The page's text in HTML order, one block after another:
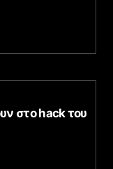
στο hack του